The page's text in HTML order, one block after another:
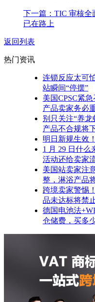
下一篇：TIC 审核全
已在路上
返回列表
热门资讯
连锁反应太可
站瞬间“停摆”
美国CPSC紧
产品卖家务必
别只关注“养
产品不合规将
明日新规生效
1 月 29 日什么
活动还给卖家
美国站卖家注
整，淋浴产品
跨境卖家警惕
品未达标将禁
德国电池法
仓储费，买多